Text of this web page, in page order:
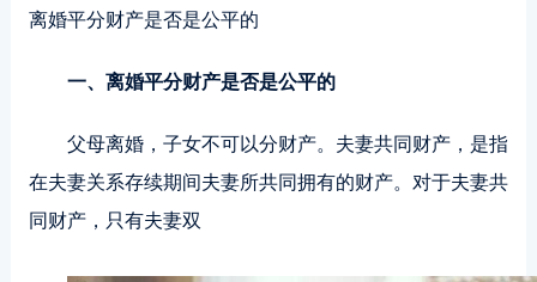
离婚平分财产是否是公平的
一、离婚平分财产是否是公平的
父母离婚，子女不可以分财产。夫妻共同财产，是指
在夫妻关系存续期间夫妻所共同拥有的财产。对于夫妻共
同财产，只有夫妻双